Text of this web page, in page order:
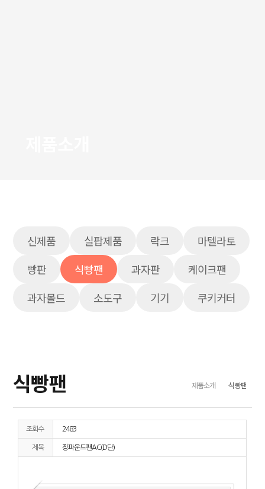
신제품 실팝제품 락크
마텔라토
빵판
식빵팬 과자판
케이크팬
과자몰드
소도구 기기 쿠키커터
식빵팬 제품소개 식빵팬
조회수 2483
제목 장파운드팬AC(D단)